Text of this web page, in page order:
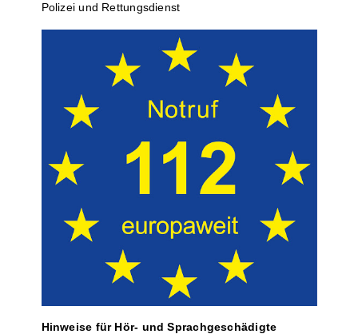
Polizei und Rettungs­dienst
Hinweise für Hör- und Sprach­ge­schä­digte